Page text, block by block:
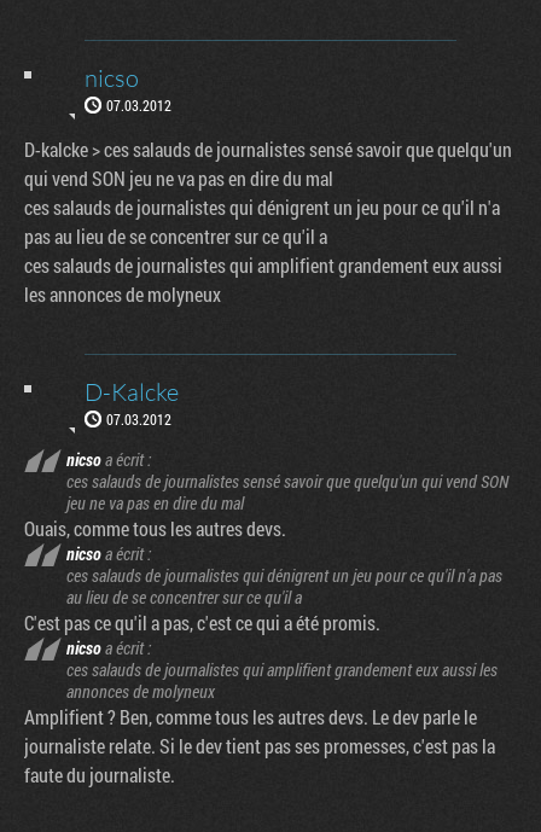
nicso
07.03.2012
D-kalcke > ces salauds de journalistes sensé savoir que quelqu'un
qui vend SON jeu ne va pas en dire du mal
ces salauds de journalistes qui dénigrent un jeu pour ce qu'il n'a
pas au lieu de se concentrer sur ce qu'il a
ces salauds de journalistes qui amplifient grandement eux aussi
les annonces de molyneux
D-Kalcke
07.03.2012
nicsoa écrit :
ces salauds de journalistes sensé savoir que quelqu'un qui vend SON
jeu ne va pas en dire du mal
Ouais, comme tous les autres devs.
nicsoa écrit :
ces salauds de journalistes qui dénigrent un jeu pour ce qu'il n'a pas
au lieu de se concentrer sur ce qu'il a
C'est pas ce qu'il a pas, c'est ce qui a été promis.
nicsoa écrit :
ces salauds de journalistes qui amplifient grandement eux aussi les
annonces de molyneux
Amplifient ? Ben, comme tous les autres devs. Le dev parle le
journaliste relate. Si le dev tient pas ses promesses, c'est pas la
faute du journaliste.